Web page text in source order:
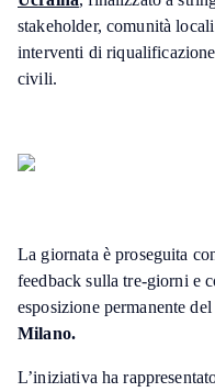
stakeholder, comunità
interventi di
civili.
La giornata è proseguita
feedback sulla tre-giorni e
esposizione permanente
Milano.
L’iniziativa ha